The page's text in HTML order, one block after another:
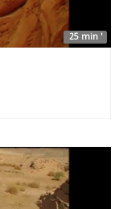
25 min '